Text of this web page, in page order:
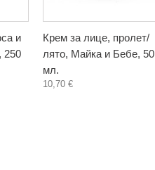
и
250
Крем за лице, пролет/
лято, Майка и Бебе, 50
мл.
10,70 €